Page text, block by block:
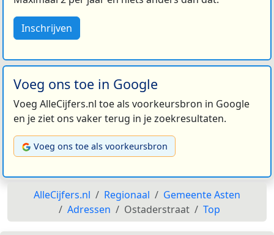
Inschrijven
Voeg ons toe in Google
Voeg AlleCijfers.nl toe als voorkeursbron in Google
en je ziet ons vaker terug in je zoekresultaten.
Voeg ons toe als voorkeursbron
AlleCijfers.nl Regionaal
Gemeente Asten
Adressen
Ostaderstraat Top